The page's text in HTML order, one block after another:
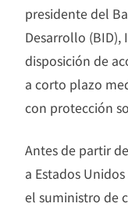
presidente del
Desarrollo
disposición de
a corto plazo
con protección
Antes de partir
a Estados
el suministro de